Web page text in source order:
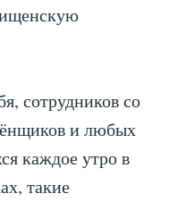
сотрудников со
и любых
каждое утро в
такие